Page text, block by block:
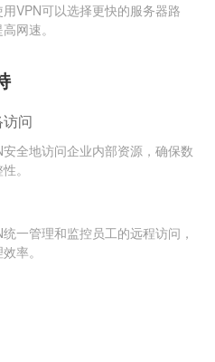
VPN可以选择更快的服务器路
网速。
问
全地访问企业内部资源，确保数
。
一管理和监控员工的远程访问，
率。